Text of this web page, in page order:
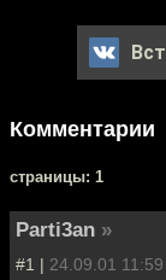
Комментарии
cтраницы: 1
Parti3an »
#1 | 24.09.01 11:59